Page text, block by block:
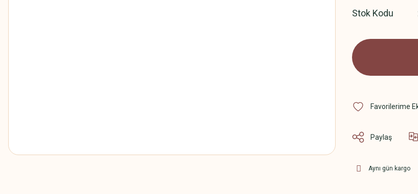
Stok Kodu
Paylaş
Aynı gün kargo